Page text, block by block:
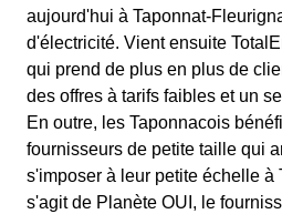
aujourd'hui à Taponnat-
d'électricité. Vient ensuite
qui prend de plus en plus de
des offres à tarifs faibles et un
En outre, les Taponnacois
fournisseurs de petite taille qui
s'imposer à leur petite échelle à
s'agit de Planète OUI, le